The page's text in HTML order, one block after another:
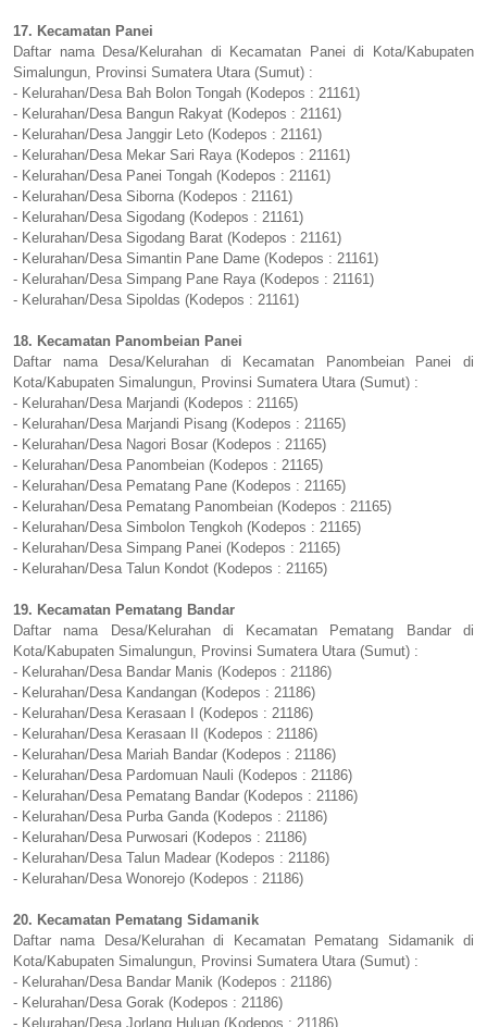
17. Kecamatan Panei
Daftar nama Desa/Kelurahan di Kecamatan Panei di Kota/Kabupaten
Simalungun, Provinsi Sumatera Utara (Sumut) :
- Kelurahan/Desa Bah Bolon Tongah (Kodepos : 21161)
- Kelurahan/Desa Bangun Rakyat (Kodepos : 21161)
- Kelurahan/Desa Janggir Leto (Kodepos : 21161)
- Kelurahan/Desa Mekar Sari Raya (Kodepos : 21161)
- Kelurahan/Desa Panei Tongah (Kodepos : 21161)
- Kelurahan/Desa Siborna (Kodepos : 21161)
- Kelurahan/Desa Sigodang (Kodepos : 21161)
- Kelurahan/Desa Sigodang Barat (Kodepos : 21161)
- Kelurahan/Desa Simantin Pane Dame (Kodepos : 21161)
- Kelurahan/Desa Simpang Pane Raya (Kodepos : 21161)
- Kelurahan/Desa Sipoldas (Kodepos : 21161)
18. Kecamatan Panombeian Panei
Daftar nama Desa/Kelurahan di Kecamatan Panombeian Panei di
Kota/Kabupaten Simalungun, Provinsi Sumatera Utara (Sumut) :
- Kelurahan/Desa Marjandi (Kodepos : 21165)
- Kelurahan/Desa Marjandi Pisang (Kodepos : 21165)
- Kelurahan/Desa Nagori Bosar (Kodepos : 21165)
- Kelurahan/Desa Panombeian (Kodepos : 21165)
- Kelurahan/Desa Pematang Pane (Kodepos : 21165)
- Kelurahan/Desa Pematang Panombeian (Kodepos : 21165)
- Kelurahan/Desa Simbolon Tengkoh (Kodepos : 21165)
- Kelurahan/Desa Simpang Panei (Kodepos : 21165)
- Kelurahan/Desa Talun Kondot (Kodepos : 21165)
19. Kecamatan Pematang Bandar
Daftar nama Desa/Kelurahan di Kecamatan Pematang Bandar di
Kota/Kabupaten Simalungun, Provinsi Sumatera Utara (Sumut) :
- Kelurahan/Desa Bandar Manis (Kodepos : 21186)
- Kelurahan/Desa Kandangan (Kodepos : 21186)
- Kelurahan/Desa Kerasaan I (Kodepos : 21186)
- Kelurahan/Desa Kerasaan II (Kodepos : 21186)
- Kelurahan/Desa Mariah Bandar (Kodepos : 21186)
- Kelurahan/Desa Pardomuan Nauli (Kodepos : 21186)
- Kelurahan/Desa Pematang Bandar (Kodepos : 21186)
- Kelurahan/Desa Purba Ganda (Kodepos : 21186)
- Kelurahan/Desa Purwosari (Kodepos : 21186)
- Kelurahan/Desa Talun Madear (Kodepos : 21186)
- Kelurahan/Desa Wonorejo (Kodepos : 21186)
20. Kecamatan Pematang Sidamanik
Daftar nama Desa/Kelurahan di Kecamatan Pematang Sidamanik di
Kota/Kabupaten Simalungun, Provinsi Sumatera Utara (Sumut) :
- Kelurahan/Desa Bandar Manik (Kodepos : 21186)
- Kelurahan/Desa Gorak (Kodepos : 21186)
- Kelurahan/Desa Jorlang Huluan (Kodepos : 21186)